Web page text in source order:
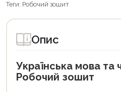
Теги: Робочий зошит
Опис
Українська мова та
Робочий зошит